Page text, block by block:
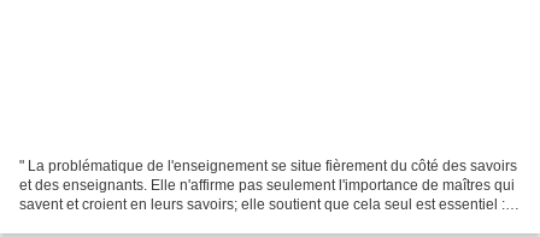
" La problématique de l'enseignement se situe fièrement du côté des savoirs
et des enseignants. Elle n'affirme pas seulement l'importance de maîtres qui
savent et croient en leurs savoirs; elle soutient que cela seul est essentiel : il